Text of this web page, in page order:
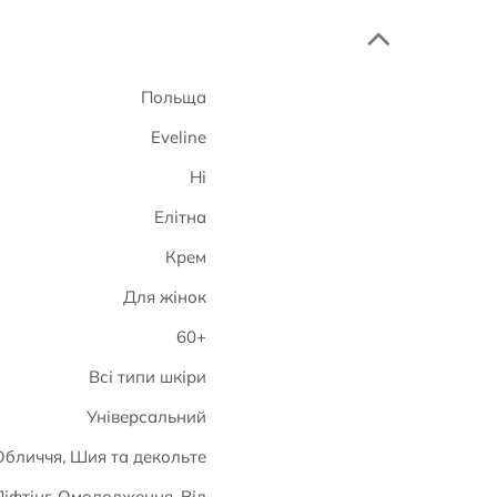
Польща
Eveline
Ні
Елітна
Крем
Для жінок
60+
Всі типи шкіри
Універсальний
Шия та декольте